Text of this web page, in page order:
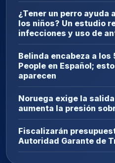
¿Tener un perro ayuda
los niños? Un estudio
infecciones y uso de
Belinda encabeza a los
People en Español;
aparecen
Noruega exige la
aumenta la presión
Fiscalizarán
Autoridad Garante de